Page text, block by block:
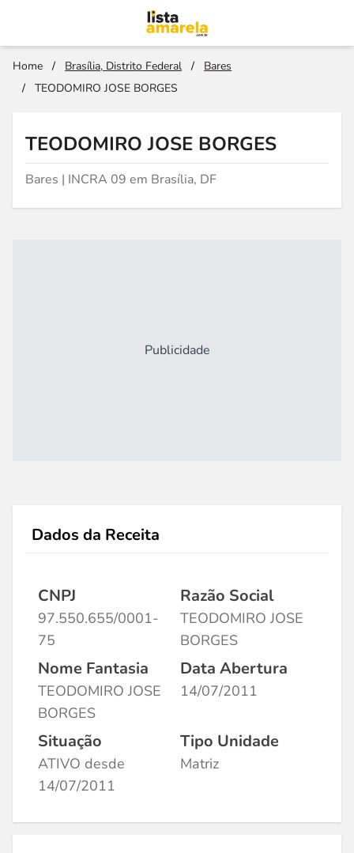
Home / Brasília, Distrito Federal /
Bares
/
TEODOMIRO JOSE BORGES
TEODOMIRO JOSE BORGES
Bares | INCRA 09 em Brasília, DF
Publicidade
Dados da Receita
CNPJ
97.550.655/0001-
75
Razão Social
TEODOMIRO JOSE
BORGES
Nome Fantasia
TEODOMIRO JOSE
BORGES
Data Abertura
14/07/2011
Situação
ATIVO desde
14/07/2011
Tipo Unidade
Matriz